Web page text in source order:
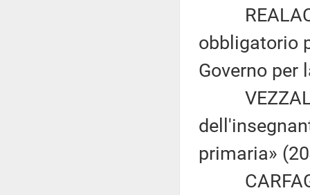
obbligatorio
Governo per
VEZZALI:
primaria»